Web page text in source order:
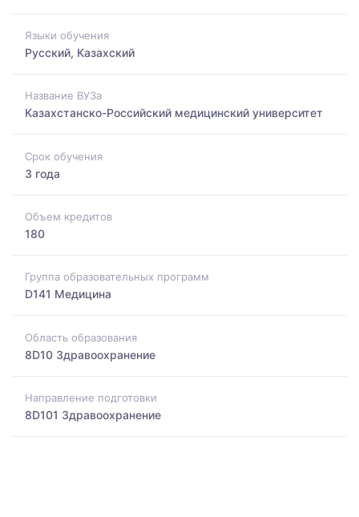
Языки обучения
Русский, Казахский
Название ВУЗа
Казахстанско-Российский медицинский университет
Срок обучения
3 года
Объем кредитов
180
Группа образовательных программ
D141 Медицина
Область образования
8D10 Здравоохранение
Направление подготовки
8D101 Здравоохранение